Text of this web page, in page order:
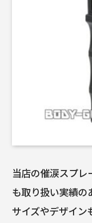
当店の催涙スプ
も取り扱い実績の
サイズやデザイン